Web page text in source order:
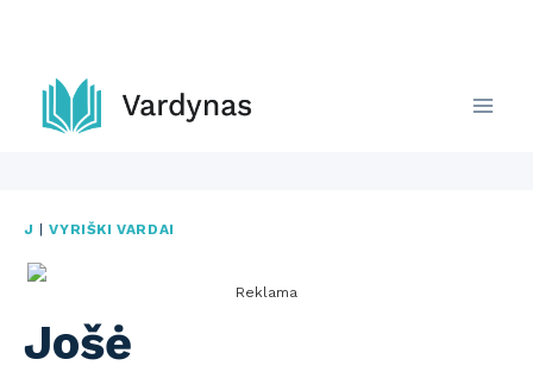
content
J |VYRIŠKI VARDAI
Reklama
Jošė